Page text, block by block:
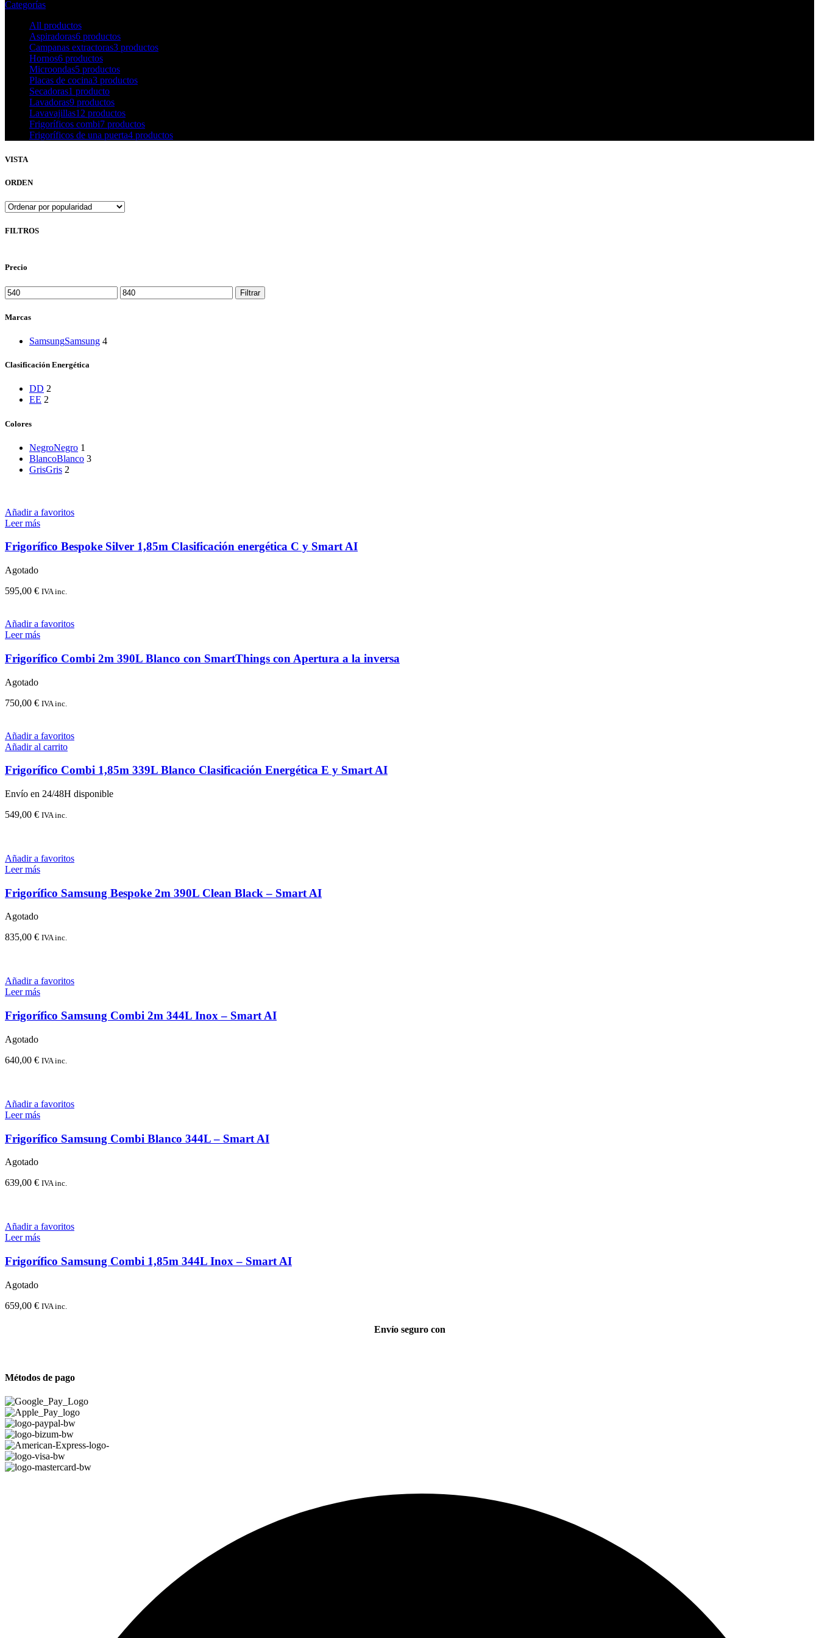
Categorías
All productos
Aspiradoras6 productos
Campanas extractoras3 productos
Hornos6 productos
Microondas5 productos
Placas de cocina3 productos
Secadoras1 producto
Lavadoras9 productos
Lavavajillas12 productos
Frigoríficos combi7 productos
Frigoríficos de una puerta4 productos
VISTA
ORDEN
FILTROS
Precio
Precio
mínimo
Precio
máximo
Filtrar
Marcas
SamsungSamsung 4
Clasificación Energética
DD 2
EE 2
Colores
NegroNegro 1
BlancoBlanco 3
GrisGris 2
Añadir a favoritos
Leer más
Frigorífico Bespoke Silver 1,85m Clasificación energética C y Smart AI
Agotado
595,00 € IVA inc.
Añadir a favoritos
Leer más
Frigorífico Combi 2m 390L Blanco con SmartThings con Apertura a la inversa
Agotado
750,00 € IVA inc.
Añadir a favoritos
Añadir al carrito
Frigorífico Combi 1,85m 339L Blanco Clasificación Energética E y Smart AI
Envío en 24/48H disponible
549,00 € IVA inc.
Añadir a favoritos
Leer más
Frigorífico Samsung Bespoke 2m 390L Clean Black – Smart AI
Agotado
835,00 € IVA inc.
Añadir a favoritos
Leer más
Frigorífico Samsung Combi 2m 344L Inox – Smart AI
Agotado
640,00 € IVA inc.
Añadir a favoritos
Leer más
Frigorífico Samsung Combi Blanco 344L – Smart AI
Agotado
639,00 € IVA inc.
Añadir a favoritos
Leer más
Frigorífico Samsung Combi 1,85m 344L Inox – Smart AI
Agotado
659,00 € IVA inc.
Envío seguro con
Métodos de pago